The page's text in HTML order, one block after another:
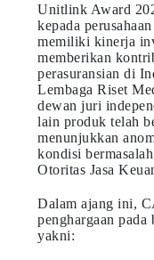
Unitlink Award
kepada
memiliki kinerja
memberikan
perasuransian di
Lembaga Riset
dewan juri
lain produk telah
menunjukkan
kondisi
Otoritas Jasa
Dalam ajang ini,
penghargaan
yakni: